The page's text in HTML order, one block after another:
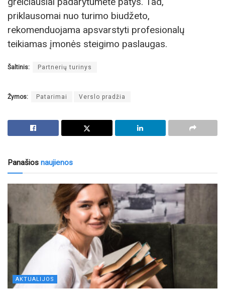
priklausomai nuo turimo biudžeto,
rekomenduojama apsvarstyti profesionalų
teikiamas įmonės steigimo paslaugas.
Šaltinis: Partnerių turinys
Žymos: Patarimai Verslo pradžia
Panašios naujienos
AKTUALIJOS